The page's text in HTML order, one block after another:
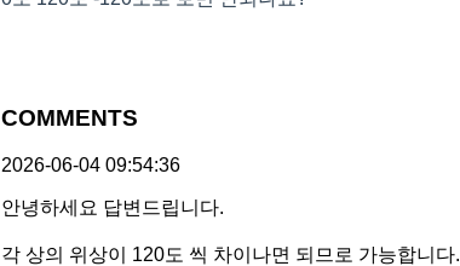
COMMENTS
2026-06-04 09:54:36
안녕하세요 답변드립니다.
각 상의 위상이 120도 씩 차이나면 되므로 가능합니다.